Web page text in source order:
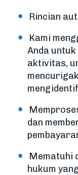
Rincian
Kami
Anda
aktivitas,
dan
Mematuhi
hukum